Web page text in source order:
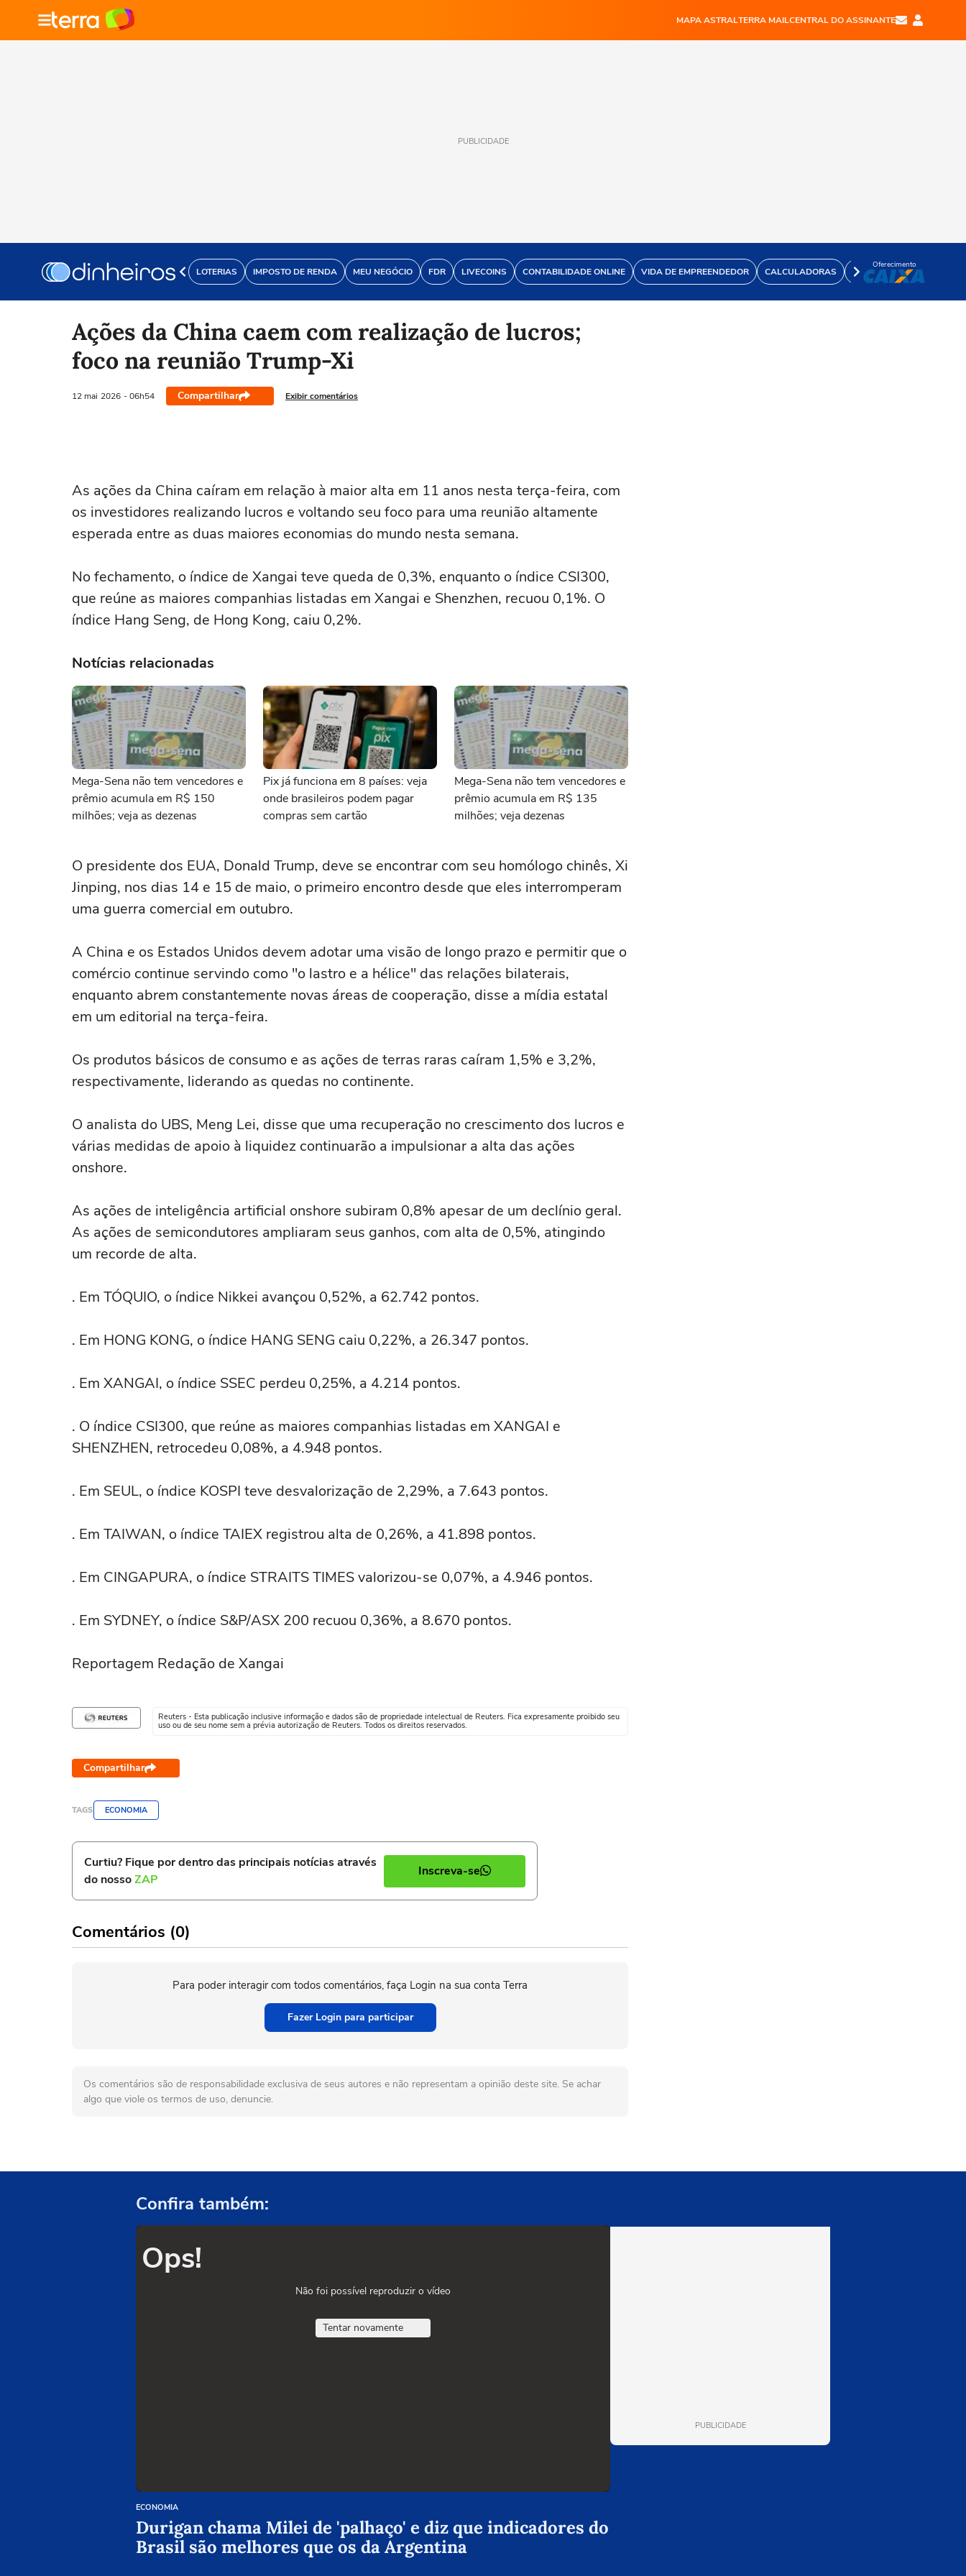
MAPA ASTRALTERRA MAILCENTRAL DO ASSINANTE
PUBLICIDADE
LOTERIAS IMPOSTO DE RENDA MEU NEGÓCIO FDR LIVECOINS CONTABILIDADE ONLINE VIDA DE EMPREENDEDOR CALCULADORAS VÍDEOS
Oferecimento
Ações da China caem com realização de lucros;
foco na reunião Trump-Xi
12 mai 2026 - 06h54 Compartilhar Exibir comentários
As ações da China ‌caíram em relação à maior alta em 11 anos nesta terça-feira, com
os investidores realizando lucros e voltando seu foco para uma reunião altamente
esperada entre as duas maiores economias do mundo nesta semana.
No fechamento, o índice de ⁠Xangai teve queda de 0,3%, enquanto o índice CSI300,
‌que reúne as maiores companhias listadas em Xangai e Shenzhen, recuou 0,1%. O
índice Hang Seng, de Hong ‌Kong, caiu 0,2%.
Notícias relacionadas
Mega-Sena não tem vencedores e
prêmio acumula em R$ 150
milhões; veja as dezenas
Pix já funciona em 8 países: veja
onde brasileiros podem pagar
compras sem cartão
Mega-Sena não tem vencedores e
prêmio acumula em R$ 135
milhões; veja dezenas
O presidente dos EUA, ‌Donald Trump, deve se encontrar com seu homólogo ⁠chinês, Xi
Jinping, nos dias 14 e 15 de maio, o primeiro encontro desde que eles interromperam
uma guerra comercial em outubro.
A China e os Estados Unidos devem adotar uma visão de longo prazo e permitir que ‌o
comércio continue servindo como "o lastro e a hélice" das ‌relações bilaterais,
enquanto ⁠abrem constantemente ⁠novas áreas de cooperação, disse a mídia estatal
em um editorial ⁠na terça-feira.
Os produtos básicos ‌de consumo e as ações ‌de terras raras caíram 1,5% e 3,2%,
respectivamente, liderando as quedas no continente.
O analista do UBS, Meng Lei, disse que uma recuperação no crescimento dos lucros e
⁠várias medidas de apoio à liquidez continuarão a impulsionar a alta das ações
onshore.
As ações de inteligência artificial onshore subiram 0,8% apesar de um declínio geral.
As ações de semicondutores ampliaram seus ganhos, com ‌alta de 0,5%, atingindo
um recorde de alta.
. Em TÓQUIO, o índice Nikkei avançou 0,52%, a 62.742 pontos.
. Em ⁠HONG KONG, o índice HANG SENG caiu 0,22%, a 26.347 pontos.
. Em XANGAI, o índice SSEC perdeu 0,25%, a 4.214 pontos.
. O índice CSI300, que reúne as maiores companhias listadas em XANGAI e
SHENZHEN, retrocedeu 0,08%, a 4.948 pontos.
. Em SEUL, o índice KOSPI teve desvalorização de 2,29%, a 7.643 pontos.
. Em TAIWAN, o índice TAIEX registrou alta de 0,26%, a 41.898 pontos.
. Em CINGAPURA, o índice STRAITS TIMES valorizou-se 0,07%, a 4.946 pontos.
. Em SYDNEY, o índice S&P/ASX 200 recuou 0,36%, a 8.670 pontos.
Reportagem Redação de Xangai
Reuters - Esta publicação inclusive informação e dados são de propriedade intelectual de Reuters. Fica expresamente proibido seu
uso ou de seu nome sem a prévia autorização de Reuters. Todos os direitos reservados.
Compartilhar
TAGS ECONOMIA
Curtiu? Fique por dentro das principais notícias através
do nossoZAP
Inscreva-se
Comentários (0)
Para poder interagir com todos comentários, faça Login na sua conta Terra
Fazer Login para participar
Os comentários são de responsabilidade exclusiva de seus autores e não representam a opinião deste site. Se achar
algo que viole os termos de uso, denuncie.
Confira também:
Ops!
Não foi possível reproduzir o vídeo
Tentar novamente
ECONOMIA
Durigan chama Milei de 'palhaço' e diz que indicadores do
Brasil são melhores que os da Argentina
PUBLICIDADE